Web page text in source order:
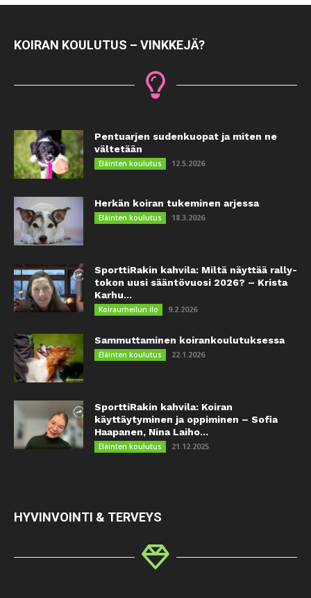
KOIRAN KOULUTUS – VINKKEJÄ?
Pentuarjen sudenkuopat ja miten ne
vältetään
Eläinten koulutus 12.5.2026
Herkän koiran tukeminen arjessa
Eläinten koulutus 18.3.2026
SporttiRakin kahvila: Miltä näyttää rally-
tokon uusi sääntövuosi 2026? – Krista
Karhu...
Koiraurheilun ilo 9.2.2026
Sammuttaminen koirankoulutuksessa
Eläinten koulutus 22.1.2026
SporttiRakin kahvila: Koiran
käyttäytyminen ja oppiminen – Sofia
Haapanen, Nina Laiho...
Eläinten koulutus 21.12.2025
HYVINVOINTI & TERVEYS